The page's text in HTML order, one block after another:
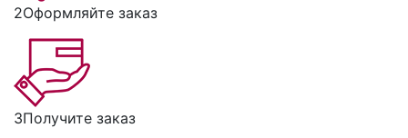
2Оформляйте заказ
3Получите заказ